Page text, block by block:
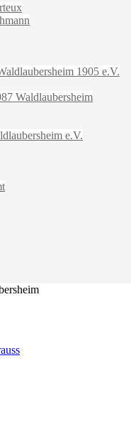
1905 e.V.
Waldlaubersheim
e.V.